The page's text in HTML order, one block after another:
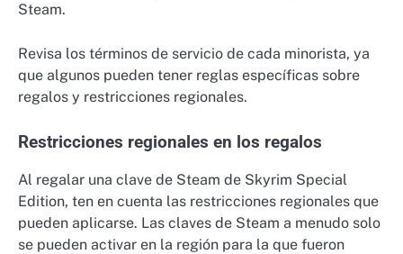
Steam.
Revisa los términos de servicio de cada minorista, ya
que algunos pueden tener reglas específicas sobre
regalos y restricciones regionales.
Restricciones regionales en los regalos
Al regalar una clave de Steam de Skyrim Special
Edition, ten en cuenta las restricciones regionales que
pueden aplicarse. Las claves de Steam a menudo solo
se pueden activar en la región para la que fueron